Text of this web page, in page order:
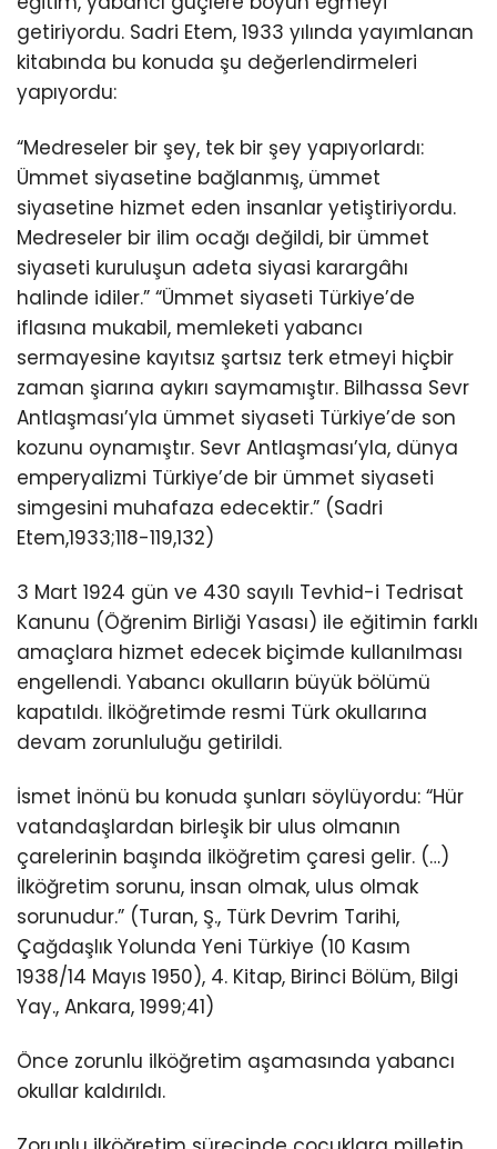
getiriyordu. Sadri Etem, 1933 yılında yayımlanan
kitabında bu konuda şu değerlendirmeleri
yapıyordu:
“Medreseler bir şey, tek bir şey yapıyorlardı:
Ümmet siyasetine bağlanmış, ümmet
siyasetine hizmet eden insanlar yetiştiriyordu.
Medreseler bir ilim ocağı değildi, bir ümmet
siyaseti kuruluşun adeta siyasi karargâhı
halinde idiler.” “Ümmet siyaseti Türkiye’de
iflasına mukabil, memleketi yabancı
sermayesine kayıtsız şartsız terk etmeyi hiçbir
zaman şiarına aykırı saymamıştır. Bilhassa Sevr
Antlaşması’yla ümmet siyaseti Türkiye’de son
kozunu oynamıştır. Sevr Antlaşması’yla, dünya
emperyalizmi Türkiye’de bir ümmet siyaseti
simgesini muhafaza edecektir.” (Sadri
Etem,1933;118-119,132)
3 Mart 1924 gün ve 430 sayılı Tevhid-i Tedrisat
Kanunu (Öğrenim Birliği Yasası) ile eğitimin farklı
amaçlara hizmet edecek biçimde kullanılması
engellendi. Yabancı okulların büyük bölümü
kapatıldı. İlköğretimde resmi Türk okullarına
devam zorunluluğu getirildi.
İsmet İnönü bu konuda şunları söylüyordu: “Hür
vatandaşlardan birleşik bir ulus olmanın
çarelerinin başında ilköğretim çaresi gelir. (…)
İlköğretim sorunu, insan olmak, ulus olmak
sorunudur.” (Turan, Ş., Türk Devrim Tarihi,
Çağdaşlık Yolunda Yeni Türkiye (10 Kasım
1938/14 Mayıs 1950), 4. Kitap, Birinci Bölüm, Bilgi
Yay., Ankara, 1999;41)
Önce zorunlu ilköğretim aşamasında yabancı
okullar kaldırıldı.